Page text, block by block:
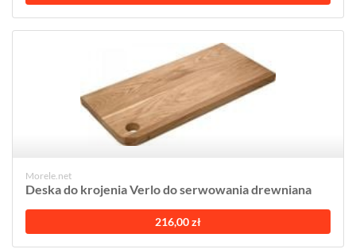
Morele.net
Deska do krojenia Verlo do serwowania drewniana
216,00 zł